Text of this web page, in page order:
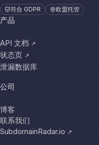
符合 GDPR 欧盟托管
产品
API 文档 ↗
状态页 ↗
泄漏数据库
公司
博客
联系我们
SubdomainRadar.io ↗